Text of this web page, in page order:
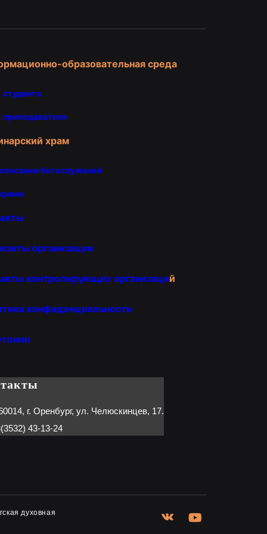
образовательная среда
храм
богослужений
организации
контролирующих организаций
конфиденциальности
г. Оренбург, ул. Челюскинцев, 17.
43-13-24
духовная